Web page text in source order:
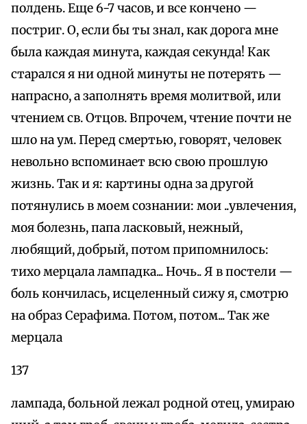
полдень. Еще 6-7 часов, и все кончено —
постриг. О, если бы ты знал, как дорога мне
была каждая минута, каждая секунда! Как
старался я ни одной минуты не потерять —
напрасно, а заполнять время молитвой, или
чтением св. Отцов. Впрочем, чтение почти не
шло на ум. Перед смертью, говорят, человек
невольно вспоминает всю свою прошлую
жизнь. Так и я: картины одна за другой
потянулись в моем сознании: мои ..увлечения,
моя болезнь, папа ласковый, нежный,
любящий, добрый, потом припомнилось:
тихо мерцала лампадка... Ночь.. Я в постели —
боль кончилась, исцеленный сижу я, смотрю
на образ Серафима. Потом, потом... Так же
мерцала
137
лампада, больной лежал родной отец, умираю